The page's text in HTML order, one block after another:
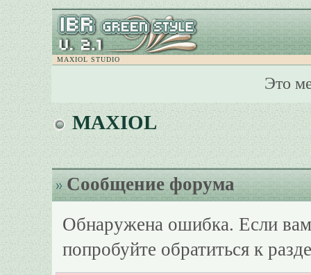
MAXIOL STUDIO
Это
MAXIOL
Сообщение форума
Обнаружена ошибка. Если
попробуйте обратиться к